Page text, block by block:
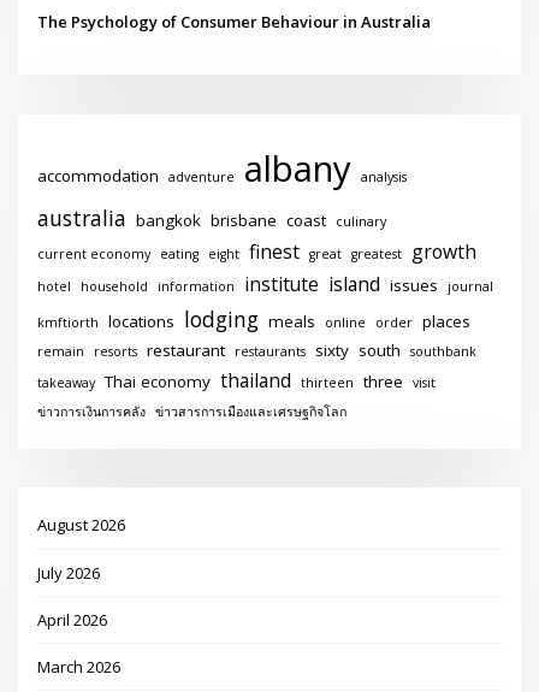
The Psychology of Consumer Behaviour in Australia
accommodation adventure albany analysis
australia bangkok brisbane coast
culinary
current economy
eating eight finest great greatest growth
hotel household information institute island issues journal
kmftiorth locations lodging meals online order places
remain resorts restaurant restaurants sixty south
southbank
takeaway Thai economy thailand thirteen three
visit
ข่าวการเงินการคลัง ข่าวสารการเมืองและเศรษฐกิจโลก
August 2026
July 2026
April 2026
March 2026